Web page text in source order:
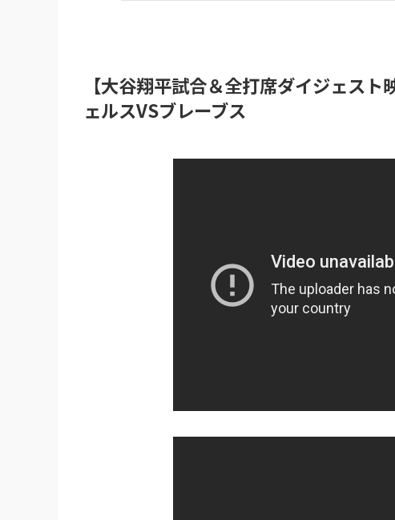
【大谷翔平試合＆全打席ダイジェス
ェルスVSブレーブス